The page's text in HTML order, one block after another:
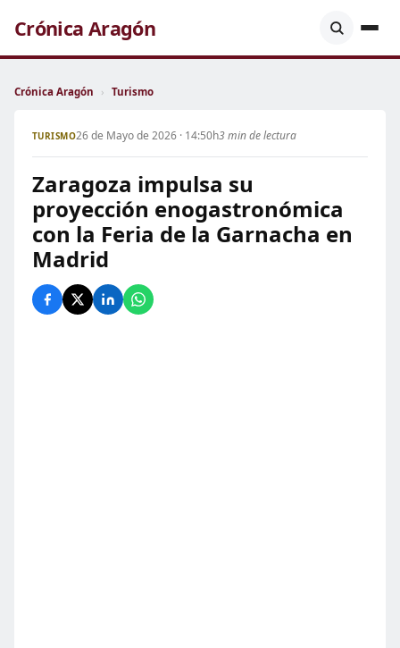
Crónica Aragón
Crónica Aragón › Turismo
TURISMO26 de Mayo de 2026 · 14:50h3 min de lectura
Zaragoza impulsa su
proyección enogastronómica
con la Feria de la Garnacha en
Madrid